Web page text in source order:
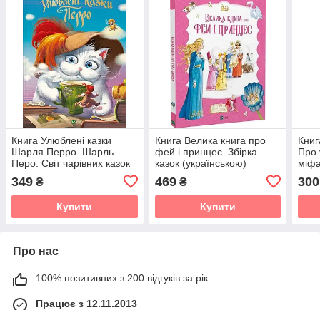
Книга Улюблені казки
Шарля Перро. Шарль
Перо. Світ чарівних казок
349 ₴
Купити
Книга Велика книга про
фей і принцес. Збірка
казок (українською)
469₴
Купити
Про
300
Про нас
100% позитивних з 200 відгуків за рік
Працює з 12.11.2013